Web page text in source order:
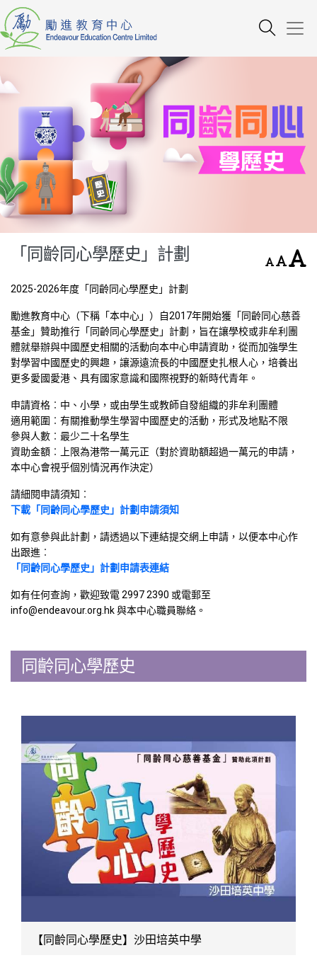
「同齡同心學歷史」計劃
2025-2026年度「同齡同心學歷史」計劃
勵進教育中心（下稱「本中心」）自2017年開始獲「同齡同心慈善
基金」贊助推行「同齡同心學歷史」計劃，旨在讓學校或非牟利團
體就舉辦與中國歷史相關的活動向本中心申請資助，從而加強學生
對學習中國歷史的興趣，讓源遠流長的中國歷史扎根人心，培養出
更多愛國愛港、具有國家意識和國際視野的新時代青年。
申請資格︰中、小學，或由學生或教師自發組織的非牟利團體
適用範圍︰有關推動學生學習中國歷史的活動，形式及地點不限
參與人數︰最少二十名學生
資助金額︰上限為港幣一萬元正（對於資助額超過一萬元的申請，
本中心會視乎個別情況再作決定）
請細閱申請須知︰
下載「同齡同心學歷史」計劃申請須知
如有意參與此計劃，請透過以下連結提交網上申請，以便本中心作
出跟進︰
「同齡同心學歷史」計劃申請表連結
如有任何查詢，歡迎致電 2997 2390 或電郵至
info@endeavour.org.hk 與本中心職員聯絡。
同齡同心學歷史
【同齡同心學歷史】沙田培英中學